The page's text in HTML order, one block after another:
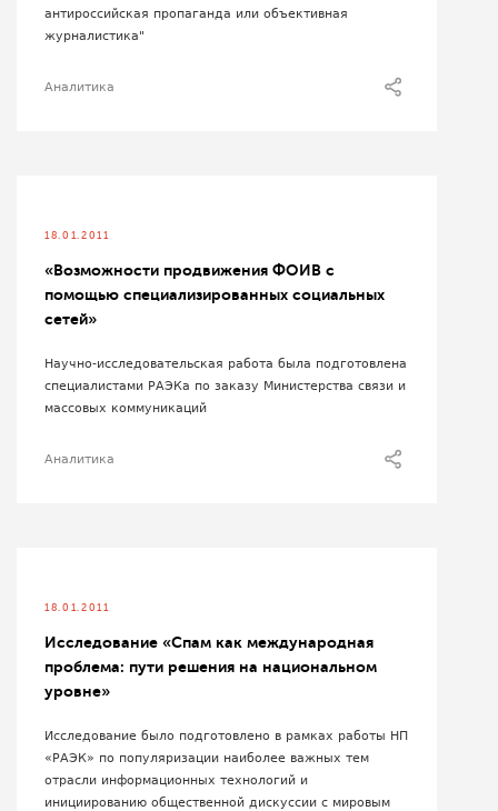
антироссийская пропаганда или объективная
журналистика"
Аналитика
18.01.2011
«Возможности продвижения ФОИВ с
помощью специализированных социальных
сетей»
Научно-исследовательская работа была подготовлена
специалистами РАЭКа по заказу Министерства связи и
массовых коммуникаций
Аналитика
18.01.2011
Исследование «Спам как международная
проблема: пути решения на национальном
уровне»
Исследование было подготовлено в рамках работы НП
«РАЭК» по популяризации наиболее важных тем
отрасли информационных технологий и
инициированию общественной дискуссии с мировым